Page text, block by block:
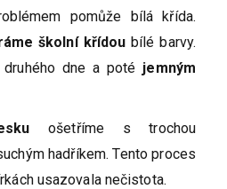
pomůže bílá křída.
školní křídou bílé barvy.
dne a poté jemným
ošetříme s trochou
hadříkem. Tento proces
usazovala nečistota.